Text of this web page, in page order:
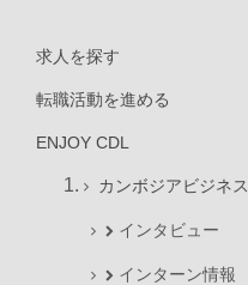
求人を探す
転職活動を進める
ENJOY CDL
カンボジアビジネス
インタビュー
インターン情報